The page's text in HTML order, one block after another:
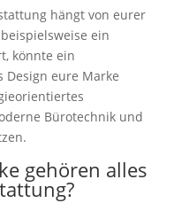
hängt von eurer
ein
könnte ein
eure Marke
Bürotechnik und
gehören alles